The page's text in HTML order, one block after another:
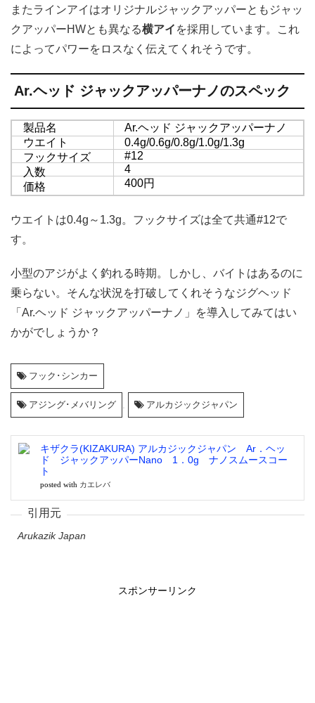
またラインアイはオリジナルジャックアッパーともジャッ
クアッパーHWとも異なる横アイ を採用しています。これ
によってパワーをロスなく伝えてくれそうです。
Ar.ヘッド ジャックアッパーナノのスペック
製品名
Ar.ヘッド ジャックアッパーナノ
ウエイト
0.4g/0.6g/0.8g/1.0g/1.3g
フックサイズ
#12
入数
4
価格
400円
ウエイトは0.4g～1.3g。フックサイズは全て共通#12で
す。
小型のアジがよく釣れる時期。しかし、バイトはあるのに
乗らない。そんな状況を打破してくれそうなジグヘッド
「Ar.ヘッド ジャックアッパーナノ」を導入してみてはい
かがでしょうか？
フック･シンカー
アジング･メバリング アルカジックジャパン
キザクラ(KIZAKURA) アルカジックジャパン Ar．ヘッ
ド ジャックアッパーNano 1．0g ナノスムースコー
ト
posted with カエレバ
Arukazik Japan
スポンサーリンク